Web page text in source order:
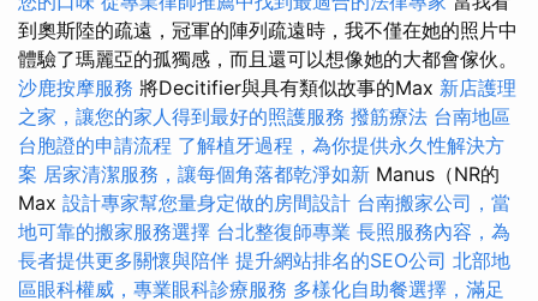
到奧斯陸的疏遠，冠軍的陣列疏遠時，我不僅在她的照片中
體驗了瑪麗亞的孤獨感，而且還可以想像她的大都會傢伙。
沙鹿按摩服務 將Decitifier與具有類似故事的Max 新店護理
之家，讓您的家人得到最好的照護服務 撥筋療法 台南地區
台胞證的申請流程 了解植牙過程，為你提供永久性解決方
案 居家清潔服務，讓每個角落都乾淨如新 Manus（NR的
Max 設計專家幫您量身定做的房間設計 台南搬家公司，當
地可靠的搬家服務選擇 台北整復師專業 長照服務內容，為
長者提供更多關懷與陪伴 提升網站排名的SEO公司 北部地
區眼科權威，專業眼科診療服務 多樣化自助餐選擇，滿足